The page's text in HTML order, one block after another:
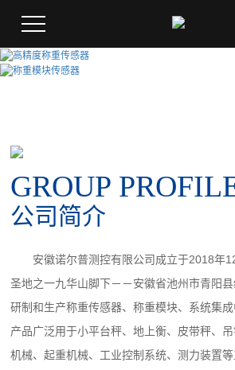
GROUP
公司简介
安徽诺尔普测控有限公司成立于2018年
圣地之一九华山脚下－－安徽省池州市青阳
研制和生产称重传感器、称重模块、系统集
产品广泛用于小平台秤、地上衡、皮带秤、
机械、起重机械、工业控制系统、测力装置等